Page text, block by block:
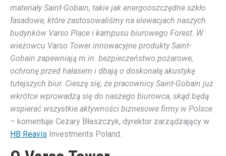
materiały Saint-Gobain, takie jak energooszczędne szkło
fasadowe, które zastosowaliśmy na elewacjach naszych
budynków Varso Place i kampusu biurowego Forest. W
wieżowcu Varso Tower innowacyjne produkty Saint-
Gobain zapewniają m.in. bezpieczeństwo pożarowe,
ochronę przed hałasem i dbają o doskonałą akustykę
tutejszych biur. Cieszę się, że pracownicy Saint-Gobain już
wkrótce wprowadzą się do naszego biurowca, skąd będą
wspierać wszystkie aktywności biznesowe firmy w Polsce
– komentuje Cezary Błaszczyk, dyrektor zarządzający w
HB Reavis Investments Poland.